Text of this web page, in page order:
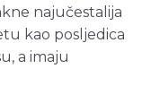
najučestalija
kao posljedica
a imaju